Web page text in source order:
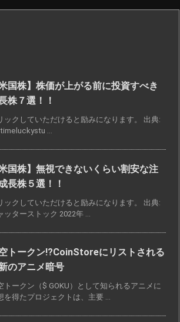
米国株】株価が上がる前に投資すべき
株７選！！
ックしていただけると励みになります。 出典:
...
米国株】無視できないくらい割安な注
長株５選！！
ックしていただけると励みになります。 出典:
ッターストック 2022年 ...
トークン!?CoinStoreにリストされる
のアニメ暗号
トークン（$ GOKU）として知られるアニメに
を得たプロジェクトは、主要 ...